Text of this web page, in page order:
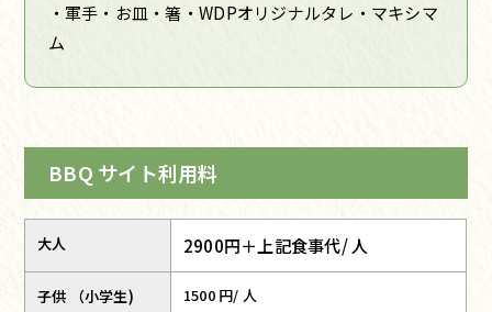
・軍手・お皿・箸・WDPオリジナルタレ・マキシマ
ム
BBQ サイト利用料
大人 2900円＋上記食事代/ 人
子供 （小学生) 1500 円/ 人